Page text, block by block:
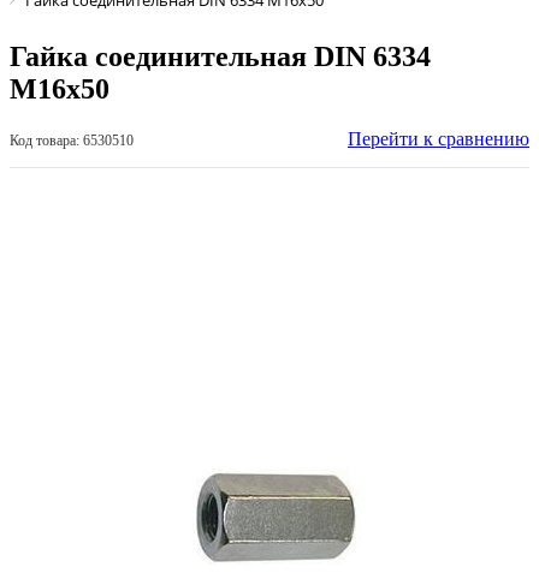
Гайка соединительная DIN 6334
М16х50
Код товара: 6530510 Перейти к сравнению